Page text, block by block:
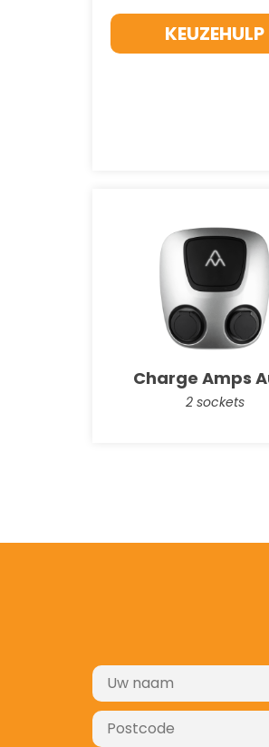
KEUZEHULP
Charge Amps
2 sockets